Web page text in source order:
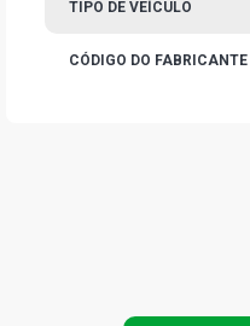
TIPO DE VEÍCULO
CÓDIGO DO FABRICANTE